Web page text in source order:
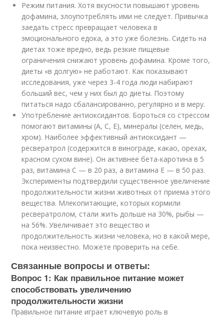
Режим питания. Хотя вкусности повышают уровень
дофамина, злоупотреблять ими не следует. Привычка
заедать стресс превращает человека в
эмоционального едока, а это уже болезнь. Сидеть на
диетах тоже вредно, ведь резкие пищевые
ограничения снижают уровень дофамина. Кроме того,
диеты «в долгую» не работают. Как показывают
исследования, уже через 3-4 года люди набирают
больший вес, чем у них был до диеты. Поэтому
питаться надо сбалансированно, регулярно и в меру.
Употребление антиоксидантов. Бороться со стрессом
помогают витамины (А, С, Е), минералы (селен, медь,
хром). Наиболее эффективный антиоксидант —
ресвератрол (содержится в винограде, какао, орехах,
красном сухом вине). Он активнее бета-каротина в 5
раз, витамина С — в 20 раз, а витамина Е — в 50 раз.
Эксперименты подтвердили существенное увеличение
продолжительности жизни животных от приема этого
вещества. Млекопитающие, которых кормили
ресвератролом, стали жить дольше на 30%, рыбы —
на 56%. Увеличивает это вещество и
продолжительность жизни человека, но в какой мере,
пока неизвестно. Можете проверить на себе.
Связанные вопросы и ответы:
Вопрос 1: Как правильное питание может
способствовать увеличению
продолжительности жизни
Правильное питание играет ключевую роль в